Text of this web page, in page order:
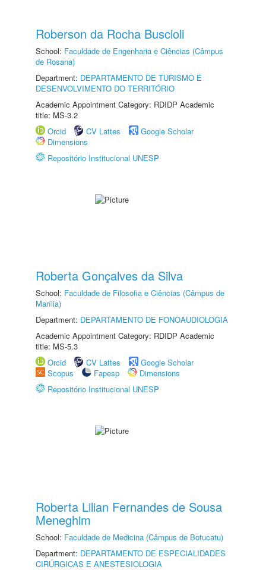
Roberson da Rocha Buscioli
School: Faculdade de Engenharia e Ciências (Câmpus
de Rosana)
Department: DEPARTAMENTO DE TURISMO E
DESENVOLVIMENTO DO TERRITÓRIO
Academic Appointment Category: RDIDP Academic
title: MS-3.2
Orcid
CV Lattes
Google Scholar
Dimensions
Repositório Institucional UNESP
Roberta Gonçalves da Silva
School: Faculdade de Filosofia e Ciências (Câmpus de
Marília)
Department: DEPARTAMENTO DE FONOAUDIOLOGIA
Academic Appointment Category: RDIDP Academic
title: MS-5.3
Orcid
CV Lattes
Google Scholar
Scopus
Fapesp
Dimensions
Repositório Institucional UNESP
Roberta Lilian Fernandes de Sousa
Meneghim
School: Faculdade de Medicina (Câmpus de Botucatu)
Department: DEPARTAMENTO DE ESPECIALIDADES
CIRÚRGICAS E ANESTESIOLOGIA